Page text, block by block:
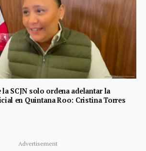
la SCJN solo ordena adelantar la
en Quintana Roo: Cristina Torres
Advertisement